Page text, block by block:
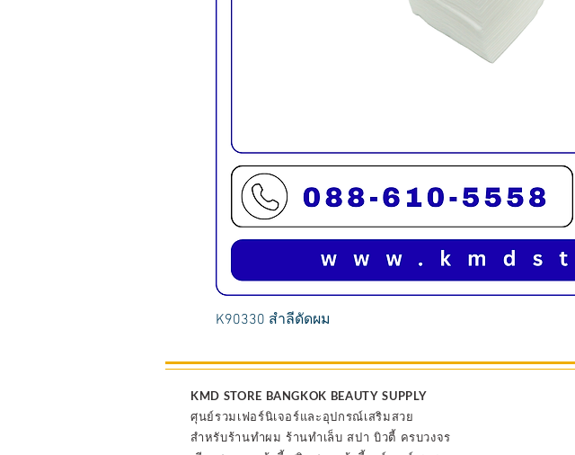
K90330 สำลีดัดผม
KMD STORE BANGKOK BEAUTY SUPPLY
ศุนย์รวมเฟอร์นิเจอร์และอุปกรณ์เสริมสวย
สำหรับร้านทำผม ร้านทำเล็บ สปา บิวตี้ ครบวงจร